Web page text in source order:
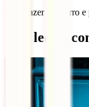
Para trazer um carro
Qué leer a